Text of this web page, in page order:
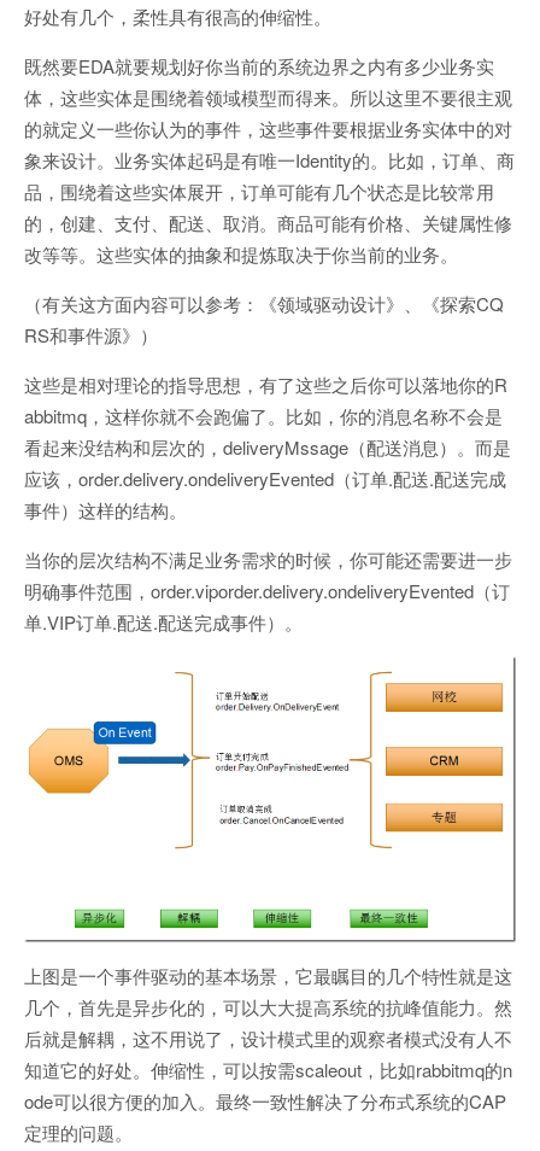
好处有几个，柔性具有很高的伸缩性。
既然要EDA就要规划好你当前的系统边界之内有多少业务实
体，这些实体是围绕着领域模型而得来。所以这里不要很主观
的就定义一些你认为的事件，这些事件要根据业务实体中的对
象来设计。业务实体起码是有唯一Identity的。比如，订单、商
品，围绕着这些实体展开，订单可能有几个状态是比较常用
的，创建、支付、配送、取消。商品可能有价格、关键属性修
改等等。这些实体的抽象和提炼取决于你当前的业务。
（有关这方面内容可以参考：《领域驱动设计》、《探索CQ
RS和事件源》）
这些是相对理论的指导思想，有了这些之后你可以落地你的R
abbitmq，这样你就不会跑偏了。比如，你的消息名称不会是
看起来没结构和层次的，deliveryMssage（配送消息）。而是
应该，order.delivery.ondeliveryEvented（订单.配送.配送完成
事件）这样的结构。
当你的层次结构不满足业务需求的时候，你可能还需要进一步
明确事件范围，order.viporder.delivery.ondeliveryEvented（订
单.VIP订单.配送.配送完成事件）。
上图是一个事件驱动的基本场景，它最瞩目的几个特性就是这
几个，首先是异步化的，可以大大提高系统的抗峰值能力。然
后就是解耦，这不用说了，设计模式里的观察者模式没有人不
知道它的好处。伸缩性，可以按需scaleout，比如rabbitmq的n
ode可以很方便的加入。最终一致性解决了分布式系统的CAP
定理的问题。